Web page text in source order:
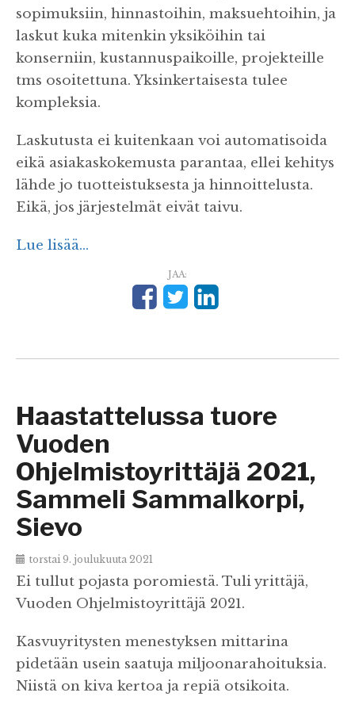
sopimuksiin, hinnastoihin, maksuehtoihin, ja
laskut kuka mitenkin yksiköihin tai
konserniin, kustannuspaikoille, projekteille
tms osoitettuna. Yksinkertaisesta tulee
kompleksia.
Laskutusta ei kuitenkaan voi automatisoida
eikä asiakaskokemusta parantaa, ellei kehitys
lähde jo tuotteistuksesta ja hinnoittelusta.
Eikä, jos järjestelmät eivät taivu.
Lue lisää...
JAA:
Haastattelussa tuore
Vuoden
Ohjelmistoyrittäjä 2021,
Sammeli Sammalkorpi,
Sievo
torstai 9. joulukuuta 2021
Ei tullut pojasta poromiestä. Tuli yrittäjä,
Vuoden Ohjelmistoyrittäjä 2021.
Kasvuyritysten menestyksen mittarina
pidetään usein saatuja miljoonarahoituksia.
Niistä on kiva kertoa ja repiä otsikoita.